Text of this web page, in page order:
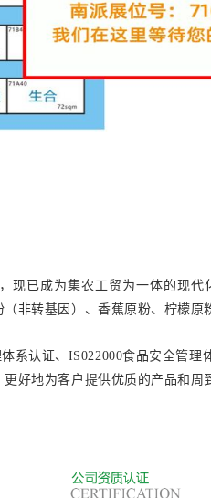
现已成为集农工贸为一体的现
（非转基因）、香蕉原粉、柠檬原
系认证、IS022000食品安全管
好地为客户提供优质的产品和周